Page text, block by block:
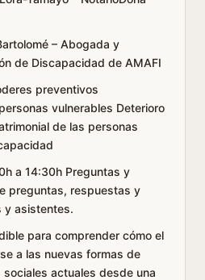
– Abogada y
de Discapacidad de AMAFI
preventivos
vulnerables Deterioro
de las personas
a 14:30h Preguntas y
preguntas, respuestas y
y asistentes.
para comprender cómo el
a las nuevas formas de
actuales desde una